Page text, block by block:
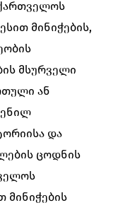
მინიჭების,
მსურველი
ან
და
ცოდნის
მინიჭების